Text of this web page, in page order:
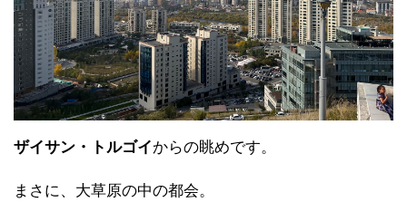
ザイサン・トルゴイからの眺めです。
まさに、大草原の中の都会。